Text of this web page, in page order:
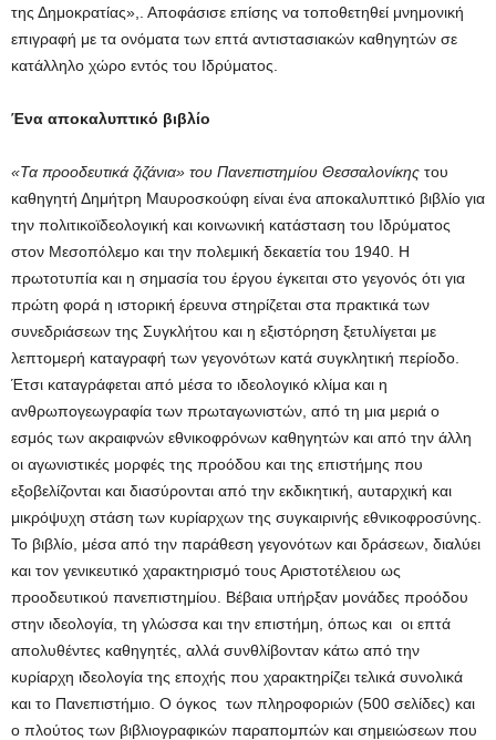
της Δημοκρατίας»,. Αποφάσισε επίσης να τοποθετηθεί μνημονική
επιγραφή με τα ονόματα των επτά αντιστασιακών καθηγητών σε
κατάλληλο χώρο εντός του Ιδρύματος.
Ένα αποκαλυπτικό βιβλίο
«Τα προοδευτικά ζιζάνια» του Πανεπιστημίου Θεσσαλονίκης του
καθηγητή Δημήτρη Μαυροσκούφη είναι ένα αποκαλυπτικό βιβλίο για
την πολιτικοϊδεολογική και κοινωνική κατάσταση του Ιδρύματος
στον Μεσοπόλεμο και την πολεμική δεκαετία του 1940. Η
πρωτοτυπία και η σημασία του έργου έγκειται στο γεγονός ότι για
πρώτη φορά η ιστορική έρευνα στηρίζεται στα πρακτικά των
συνεδριάσεων της Συγκλήτου και η εξιστόρηση ξετυλίγεται με
λεπτομερή καταγραφή των γεγονότων κατά συγκλητική περίοδο.
Έτσι καταγράφεται από μέσα το ιδεολογικό κλίμα και η
ανθρωπογεωγραφία των πρωταγωνιστών, από τη μια μεριά ο
εσμός των ακραιφνών εθνικοφρόνων καθηγητών και από την άλλη
οι αγωνιστικές μορφές της προόδου και της επιστήμης που
εξοβελίζονται και διασύρονται από την εκδικητική, αυταρχική και
μικρόψυχη στάση των κυρίαρχων της συγκαιρινής εθνικοφροσύνης.
Το βιβλίο, μέσα από την παράθεση γεγονότων και δράσεων, διαλύει
και τον γενικευτικό χαρακτηρισμό τους Αριστοτέλειου ως
προοδευτικού πανεπιστημίου. Βέβαια υπήρξαν μονάδες προόδου
στην ιδεολογία, τη γλώσσα και την επιστήμη, όπως και οι επτά
απολυθέντες καθηγητές, αλλά συνθλίβονταν κάτω από την
κυρίαρχη ιδεολογία της εποχής που χαρακτηρίζει τελικά συνολικά
και το Πανεπιστήμιο. Ο όγκος των πληροφοριών (500 σελίδες) και
ο πλούτος των βιβλιογραφικών παραπομπών και σημειώσεων που